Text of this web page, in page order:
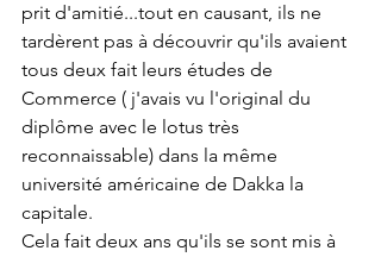
prit d'amitié...tout en causant, ils ne
tardèrent pas à découvrir qu'ils avaient
tous deux fait leurs études de
Commerce ( j'avais vu l'original du
diplôme avec le lotus très
reconnaissable) dans la même
université américaine de Dakka la
capitale.
Cela fait deux ans qu'ils se sont mis à